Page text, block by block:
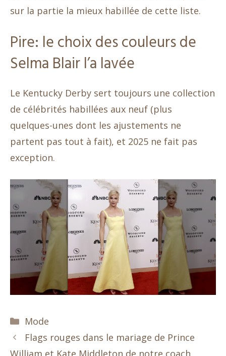
sur la partie la mieux habillée de cette liste.
Pire: le choix des couleurs de
Selma Blair l’a lavée
Le Kentucky Derby sert toujours une collection
de célébrités habillées aux neuf (plus
quelques-unes dont les ajustements ne
partent pas tout à fait), et 2025 ne fait pas
exception.
Catégories
Mode
Flags rouges dans le mariage de Prince
William et Kate Middleton de notre coach